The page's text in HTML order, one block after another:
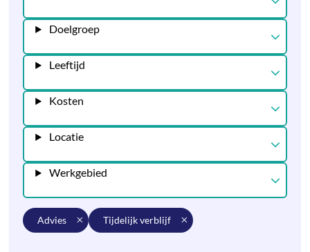
Doelgroep
Leeftijd
Kosten
Locatie
Werkgebied
advies tijdelijk verblijf